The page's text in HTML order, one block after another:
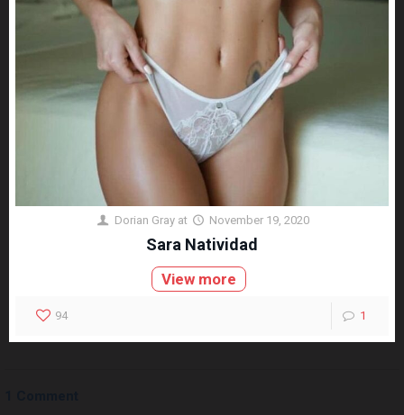
Dorian Gray at November 19, 2020
Sara Natividad
View more
94 1